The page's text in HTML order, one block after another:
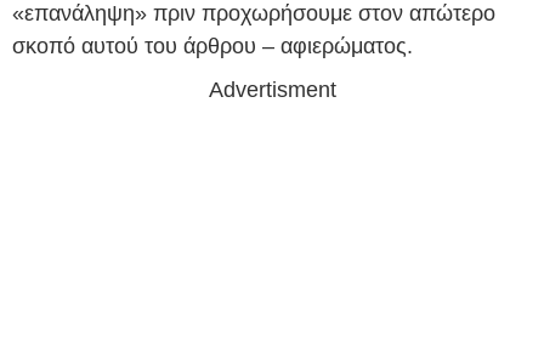
«επανάληψη» πριν προχωρήσουμε στον απώτερο
σκοπό αυτού του άρθρου – αφιερώματος.
Advertisment